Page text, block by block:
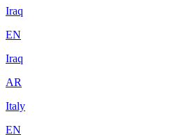
Iraq
EN
Iraq
AR
Italy
EN